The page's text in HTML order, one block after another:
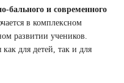
бального и современного
в комплексном
развитии учеников.
для детей, так и для